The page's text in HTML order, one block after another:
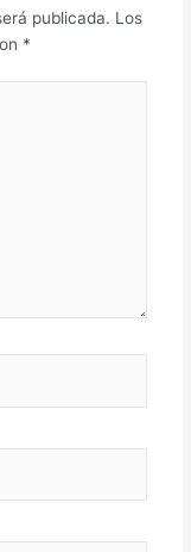
publicada. Los
*